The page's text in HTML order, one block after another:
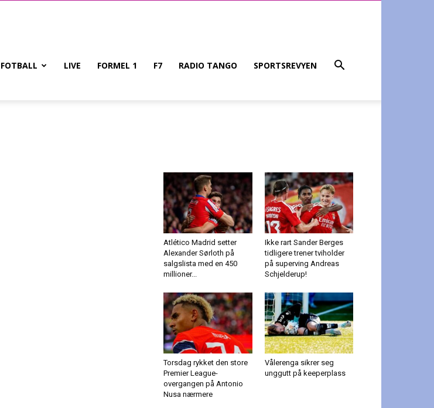
FOTBALL LIVE FORMEL 1 F7 RADIO TANGO SPORTSREVYEN
Atlético Madrid setter
Alexander Sørloth på
salgslista med en 450
millioner...
Ikke rart Sander Berges
tidligere trener tviholder
på superving Andreas
Schjelderup!
Torsdag rykket den store
Premier League-
overgangen på Antonio
Nusa nærmere
Vålerenga sikrer seg
unggutt på keeperplass